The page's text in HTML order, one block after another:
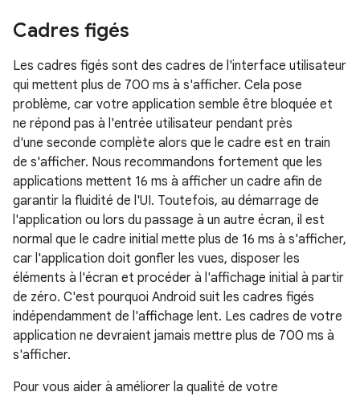
Cadres figés
Les cadres figés sont des cadres de l'interface utilisateur
qui mettent plus de 700 ms à s'afficher. Cela pose
problème, car votre application semble être bloquée et
ne répond pas à l'entrée utilisateur pendant près
d'une seconde complète alors que le cadre est en train
de s'afficher. Nous recommandons fortement que les
applications mettent 16 ms à afficher un cadre afin de
garantir la fluidité de l'UI. Toutefois, au démarrage de
l'application ou lors du passage à un autre écran, il est
normal que le cadre initial mette plus de 16 ms à s'afficher,
car l'application doit gonfler les vues, disposer les
éléments à l'écran et procéder à l'affichage initial à partir
de zéro. C'est pourquoi Android suit les cadres figés
indépendamment de l'affichage lent. Les cadres de votre
application ne devraient jamais mettre plus de 700 ms à
s'afficher.
Pour vous aider à améliorer la qualité de votre